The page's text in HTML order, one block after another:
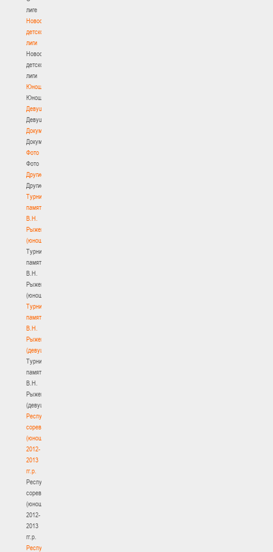
лиге
Новости
детской
лиги
Новости
детской
лиги
Юноши
Юноши
Девушки
Девушки
Документы
Документы
Фото
Фото
Другие
Другие
Турнир
памяти
В.Н.
Рыженкова
(юноши)
Турнир
памяти
В.Н.
Рыженкова
(юноши)
Турнир
памяти
В.Н.
Рыженкова
(девушки)
Турнир
памяти
В.Н.
Рыженкова
(девушки)
Республиканские
соревнования
(юноши)
2012-
2013
гг.р.
Республиканские
соревнования
(юноши)
2012-
2013
гг.р.
Республиканские